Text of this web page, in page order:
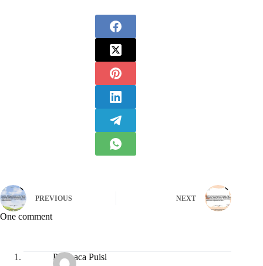
PREVIOUS NEXT
One comment
Pembaca Puisi